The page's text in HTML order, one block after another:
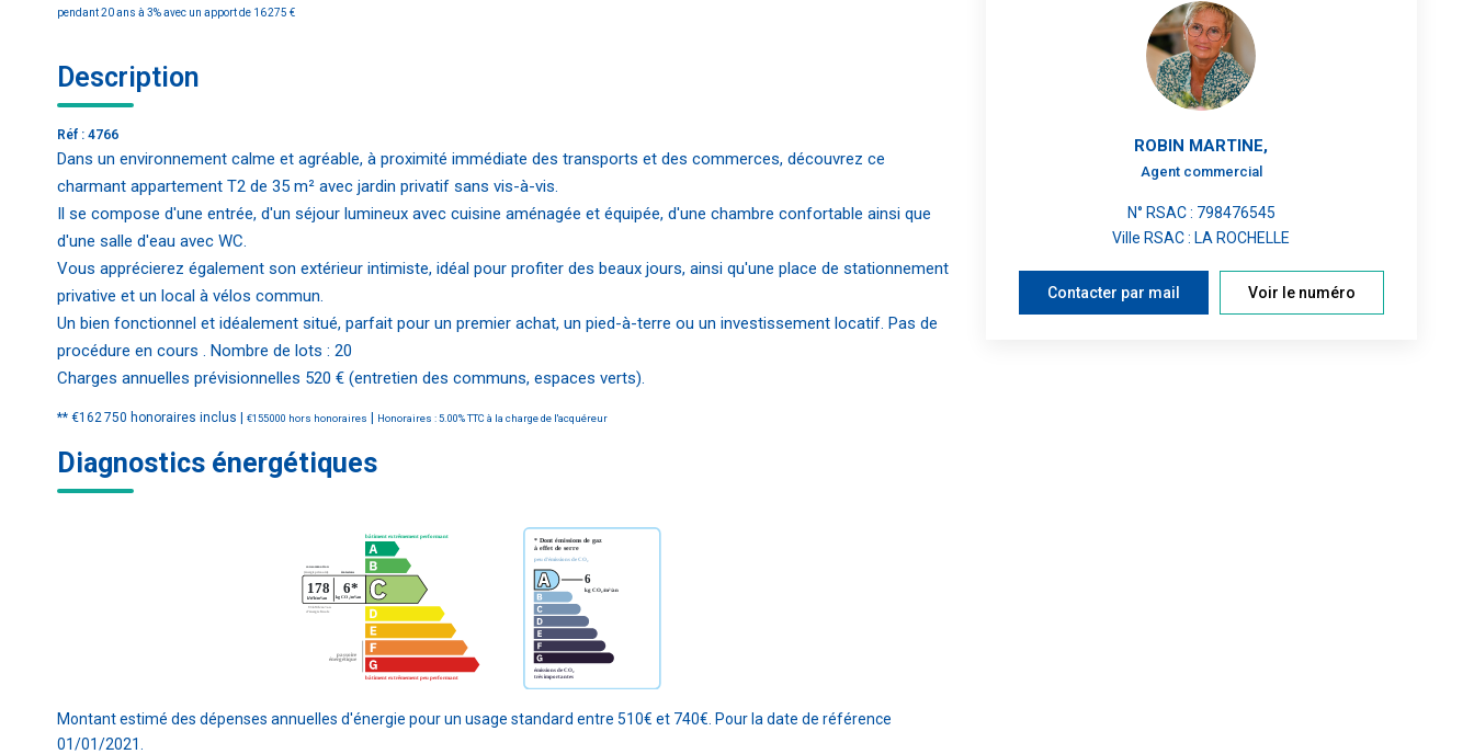
pendant 20 ans à 3% avec un apport de 16 275 €
Description
Réf : 4766
Dans un environnement calme et agréable, à proximité immédiate des transports et des commerces, découvrez ce
charmant appartement T2 de 35 m² avec jardin privatif sans vis-à-vis.
Il se compose d'une entrée, d'un séjour lumineux avec cuisine aménagée et équipée, d'une chambre confortable ainsi que
d'une salle d'eau avec WC.
Vous apprécierez également son extérieur intimiste, idéal pour profiter des beaux jours, ainsi qu'une place de stationnement
privative et un local à vélos commun.
Un bien fonctionnel et idéalement situé, parfait pour un premier achat, un pied-à-terre ou un investissement locatif. Pas de
procédure en cours . Nombre de lots : 20
Charges annuelles prévisionnelles 520 € (entretien des communs, espaces verts).
** €162 750 honoraires inclus €155 000 hors honoraires Honoraires : 5.00% TTC à la charge de l'acquéreur
Diagnostics énergétiques
Montant estimé des dépenses annuelles d'énergie pour un usage standard entre 510€ et 740€. Pour la date de référence
01/01/2021.
ROBIN MARTINE,
Agent commercial
N° RSAC : 798476545
Ville RSAC : LA ROCHELLE
Contacter par mail Voir le numéro